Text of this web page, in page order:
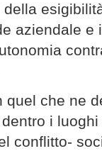
aziendale e
che ne
i
conflitto-